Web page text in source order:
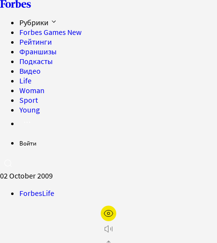
Рубрики
Forbes Games New
Рейтинги
Франшизы
Подкасты
Видео
Life
Woman
Sport
Young
Войти
02 October 2009
ForbesLife